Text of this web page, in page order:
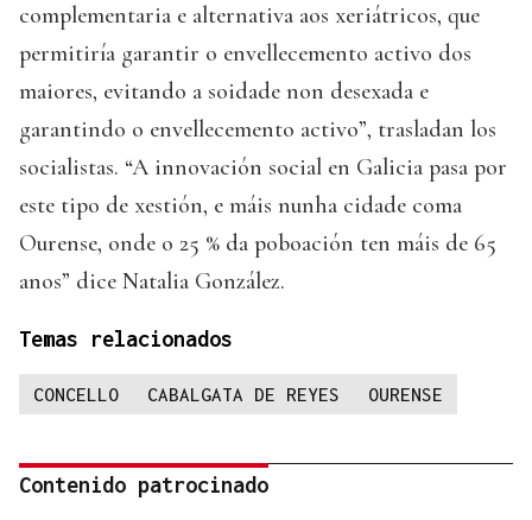
complementaria e alternativa aos xeriátricos, que
permitiría garantir o envellecemento activo dos
maiores, evitando a soidade non desexada e
garantindo o envellecemento activo”, trasladan los
socialistas. “A innovación social en Galicia pasa por
este tipo de xestión, e máis nunha cidade coma
Ourense, onde o 25 % da poboación ten máis de 65
anos” dice Natalia González.
Temas relacionados
CONCELLO CABALGATA DE REYES OURENSE
Contenido patrocinado